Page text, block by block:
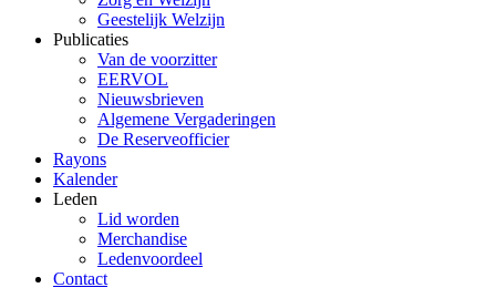
Geestelijk Welzijn
Publicaties
Van de voorzitter
EERVOL
Nieuwsbrieven
Algemene Vergaderingen
De Reserveofficier
Rayons
Kalender
Leden
Lid worden
Merchandise
Ledenvoordeel
Contact